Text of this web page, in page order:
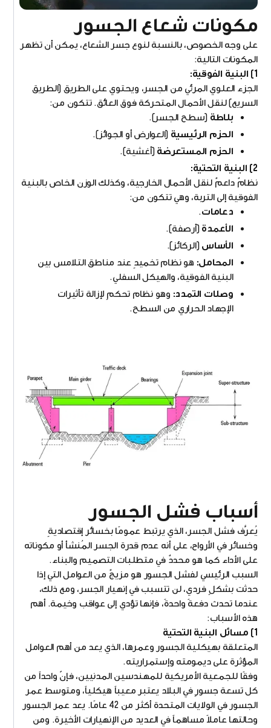
مكونات شعاع الجسور
على وجه الخصوص، بالنسبة لنوع جسر الشعاع، يمكن أن تظهر
المكونات التالية:
1) البنية الفوقية:
الجزء العلوي المرئي من الجسر، ويحتوي على الطريق (الطريق
السريع) لنقل الأحمال المتحركة فوق العائق. تتكون من:
بلاطة (سطح الجسر).
الحزم الرئيسية (العوارض أو الجوائز).
الحزم المستعرضة(أغشية).
2) البنية التحتية:
نظامٌ داعمٌ لنقل الأحمال الخارجية، وكذلك الوزن الخاص بالبنية
الفوقية إلى التربة، وهي تتكون من:
دعامات.
الأعمدة(أرصفة).
الأساس(الركائز).
المحامل: هو نظام تخميدٍ عند مناطق التلامس بين
البنية الفوقية، والهيكل السفلي.
وصلات التمدد: وهو نظام تحكمٍ لإزالة تأثيرات
الإجهاد الحراري من السطح.
أسباب فشل الجسور
يُعرَّف فشل الجسر، الذي يرتبط عمومًا بخسائر إقتصاديةٍ
وخسائر في الأرواح، على أنه عدم قدرة الجسر المُنشأ أو مكوناته
على الأداء كما هو محددٌ في متطلبات التصميم والبناء.
السبب الرئيسي لفشل الجسور هو مزيجٌ من العوامل التي إذا
حدثت بشكلٍ فردي، لن تتسبب في إنهيار الجسر، ومع ذلك،
عندما تحدث دفعةً واحدةً، فإنها تؤدي إلى عواقب وخيمة. أهم
هذه الأسباب:
1) مسائل البنية التحتية
المتعلقة بهيكلية الجسور وعمرها، الذي يعد من أهم العوامل
المؤثرة على ديمومته وإستمراريته.
وفقًا للجمعية الأمريكية للمهندسين المدنيين، فإنّ واحداً من
كل تسعة جسورٍ في البلاد يعتبر معيباً هيكلياً، ومتوسط عمر
الجسور في الولايات المتحدة أكثر من 42 عامًا. يعد عمر الجسور
وحالتها عاملاً مساهماً في العديد من الإنهيارات الأخيرة. ومن